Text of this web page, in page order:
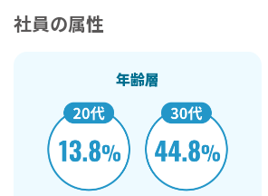
社員の属性
年齢層